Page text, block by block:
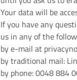
Your data will be
If you have any
us in any of the
by e-mail at
by traditional mail:
by phone: 0048 884